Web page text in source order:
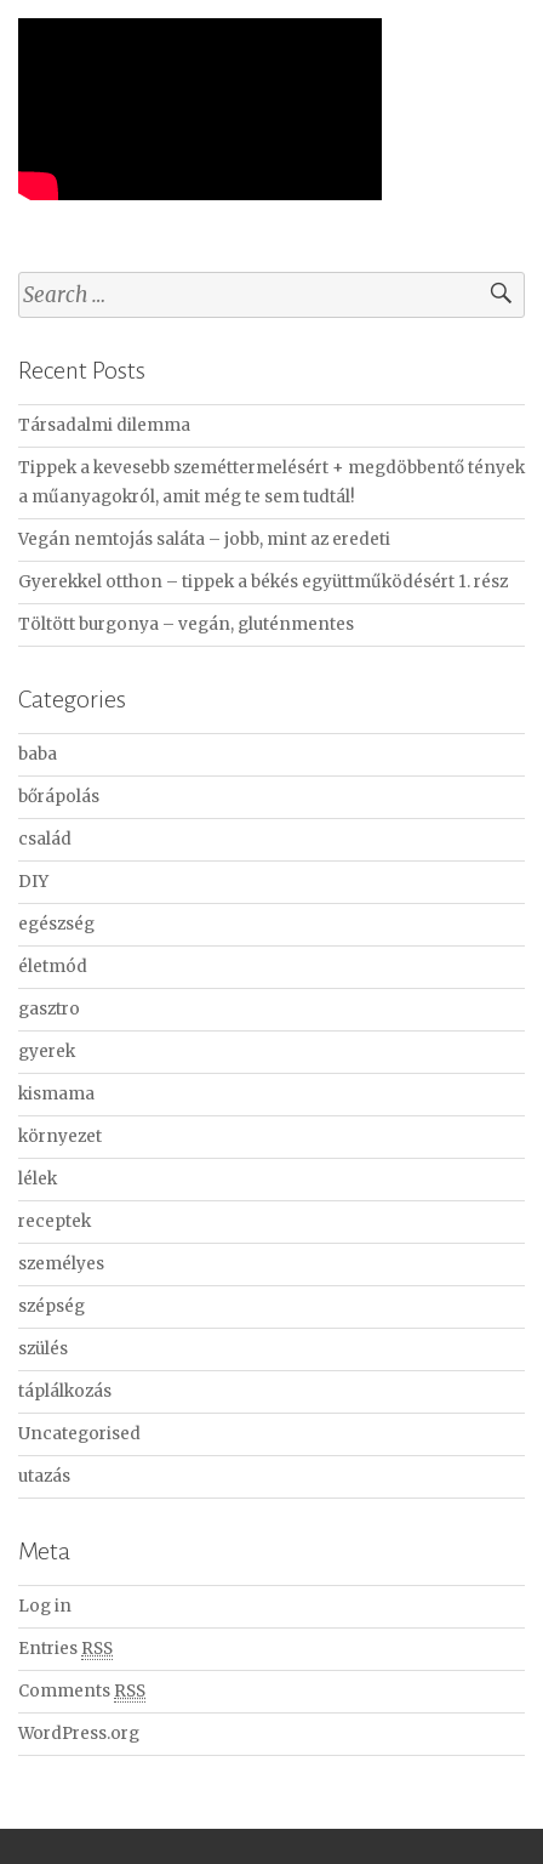
S
e
r
c
h
f
o
r
:
Recent Posts
Társadalmi dilemma
Tippek a kevesebb szeméttermelésért + megdöbbentő tények
a műanyagokról, amit még te sem tudtál!
Vegán nemtojás saláta – jobb, mint az eredeti
Gyerekkel otthon – tippek a békés együttműködésért 1. rész
Töltött burgonya – vegán, gluténmentes
Categories
baba
bőrápolás
család
DIY
egészség
életmód
gasztro
gyerek
kismama
környezet
lélek
receptek
személyes
szépség
szülés
táplálkozás
Uncategorised
utazás
Meta
Log in
Entries RSS
Comments RSS
WordPress.org